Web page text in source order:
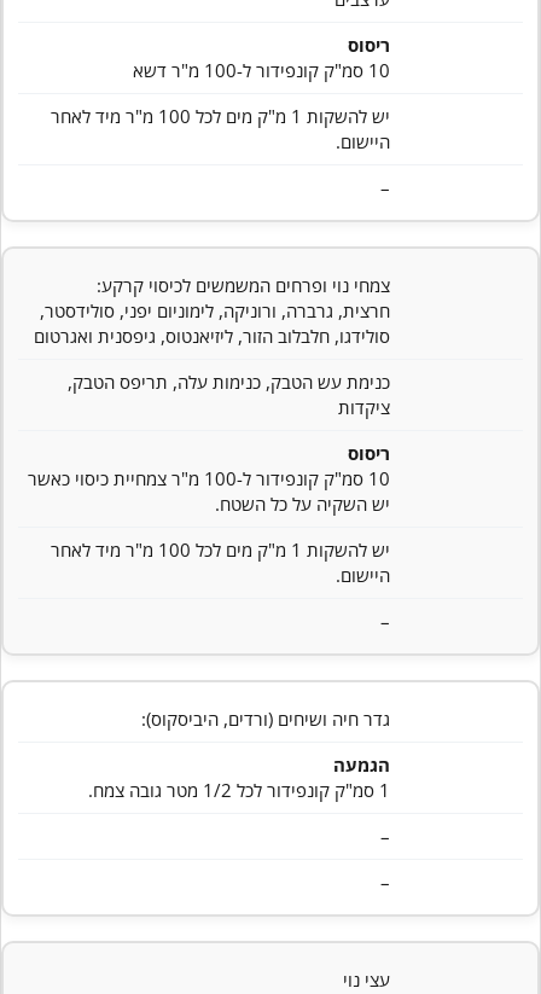
ריסוס
10 סמ"ק קונפידור ל-100 מ"ר דשא
יש להשקות 1 מ"ק מים לכל 100 מ"ר מיד לאחר
היישום.
–
צמחי נוי ופרחים המשמשים לכיסוי קרקע:
חרצית, גרברה, ורוניקה, לימוניום יפני, סולידסטר,
סולידגו, חלבלוב הזור, ליזיאנטוס, גיפסנית ואגרטום
כנימת עש הטבק, כנימות עלה, תריפס הטבק,
ציקדות
ריסוס
10 סמ"ק קונפידור ל-100 מ"ר צמחיית כיסוי כאשר
יש השקיה על כל השטח.
יש להשקות 1 מ"ק מים לכל 100 מ"ר מיד לאחר
היישום.
–
גדר חיה ושיחים (ורדים, היביסקוס):
הגמעה
1 סמ"ק קונפידור לכל 1/2 מטר גובה צמח.
–
–
עצי נוי